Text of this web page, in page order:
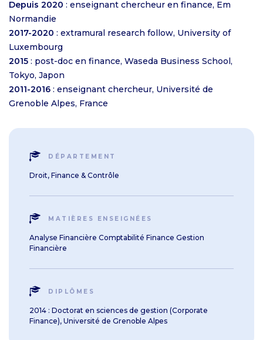
Depuis 2020 : enseignant chercheur en finance, Em
Normandie
2017-2020 : extramural research follow, University of
Luxembourg
2015 : post-doc en finance, Waseda Business School,
Tokyo, Japon
2011-2016 : enseignant chercheur, Université de
Grenoble Alpes, France
DÉPARTEMENT
Droit, Finance & Contrôle
MATIÈRES ENSEIGNÉES
Analyse Financière Comptabilité Finance Gestion
Financière
DIPLÔMES
2014 : Doctorat en sciences de gestion (Corporate
Finance), Université de Grenoble Alpes